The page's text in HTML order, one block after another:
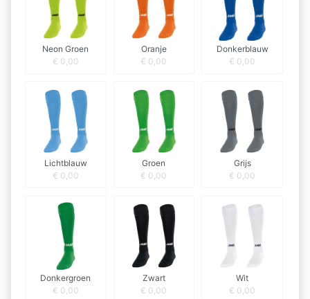
Neon Groen
€ 0,00
Oranje
€ 0,00
Donkerblauw
€ 0,00
Lichtblauw
€ 0,00
Groen
€ 0,00
Grijs
€ 0,00
Donkergroen
€ 0,00
Zwart
€ 0,00
Wit
€ 0,00